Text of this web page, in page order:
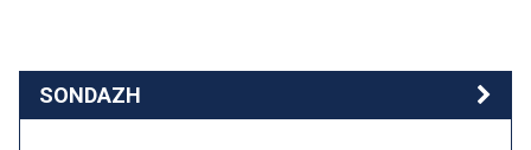
SONDAZH